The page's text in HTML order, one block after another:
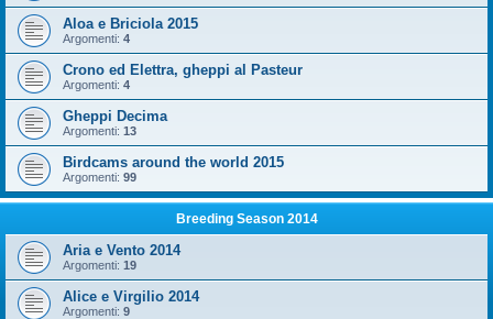
Aloa e Briciola 2015
Argomenti: 4
Crono ed Elettra, gheppi al Pasteur
Argomenti: 4
Gheppi Decima
Argomenti: 13
Birdcams around the world 2015
Argomenti: 99
Breeding Season 2014
Aria e Vento 2014
Argomenti: 19
Alice e Virgilio 2014
Argomenti: 9